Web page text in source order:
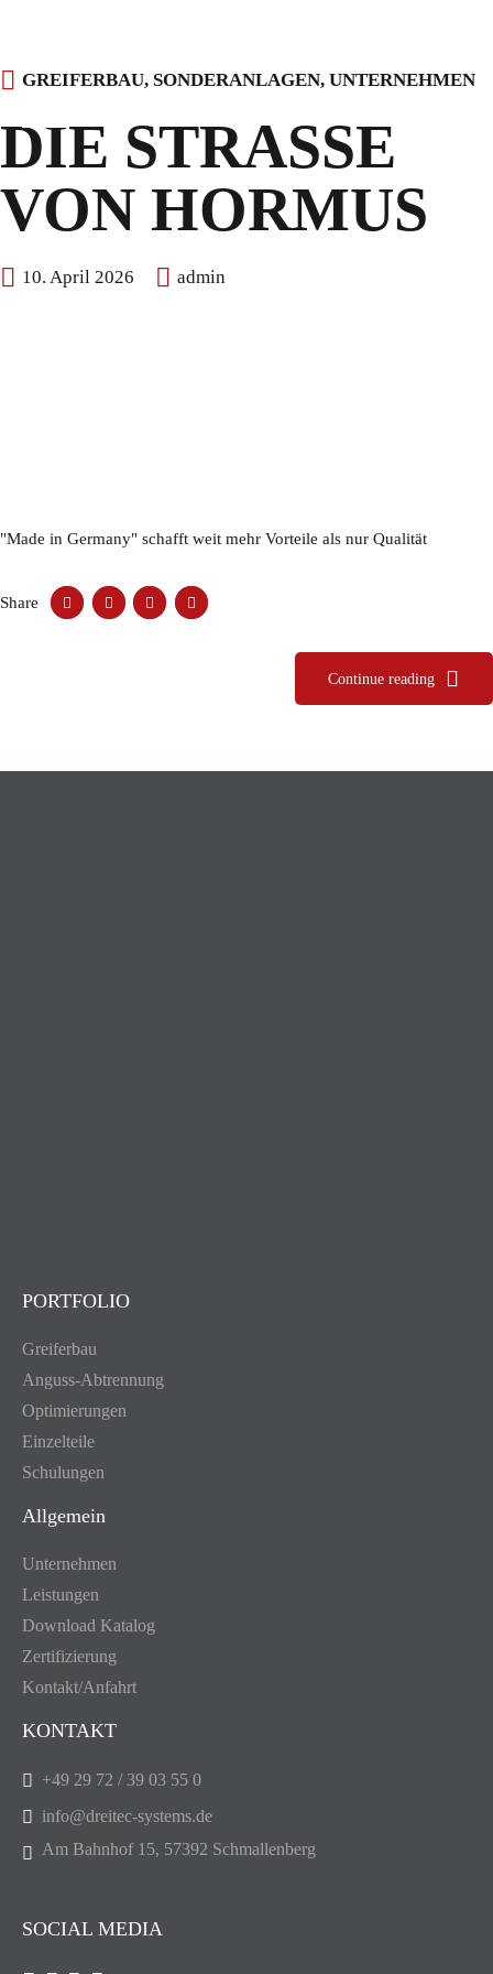
Skip
content
GREIFERBAU, SONDERANLAGEN, UNTERNEHMEN
DIE STRASSE V
ON HORMUS
10. April 2026 admin
"Made in Germany" schafft weit mehr Vorteile als nur Qualität
Share
Continue reading
PORTFOLIO
Greiferbau
Anguss-Abtrennung
Optimierungen
Einzelteile
Schulungen
Allgemein
Unternehmen
Leistungen
Download Katalog
Zertifizierung
Kontakt/Anfahrt
KONTAKT
+49 29 72 / 39 03 55 0
info@dreitec-systems.de
Am Bahnhof 15, 57392 Schmallenberg
SOCIAL MEDIA